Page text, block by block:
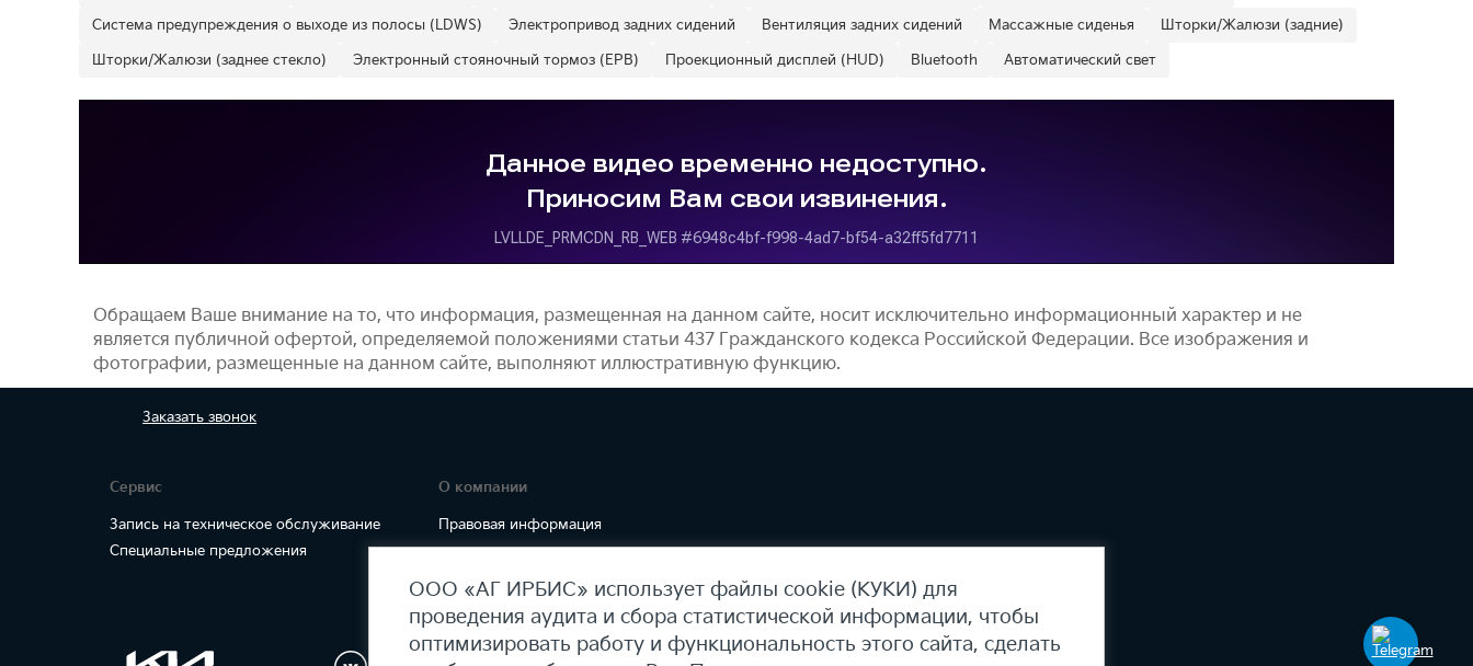
Система предупреждения о выходе из полосы (LDWS)
Электропривод задних сидений Вентиляция задних сидений Массажные сиденья
Шторки/Жалюзи (задние)
Шторки/Жалюзи (заднее стекло)
Электронный стояночный тормоз (EPB) Проекционный дисплей (HUD) Bluetooth Автоматический свет
Обращаем Ваше внимание на то, что информация, размещенная на данном сайте, носит исключительно информационный характер и не
является публичной офертой, определяемой положениями статьи 437 Гражданского кодекса Российской Федерации. Все изображения и
фотографии, размещенные на данном сайте, выполняют иллюстративную функцию.
Заказатьзвонок
Сервис
Запись на техническое обслуживание
Специальные предложения
О компании
Правовая информация
ООО «АГ ИРБИС» использует файлы cookie (КУКИ) для
проведения аудита и сбора статистической информации, чтобы
оптимизировать работу и функциональность этого сайта, сделать